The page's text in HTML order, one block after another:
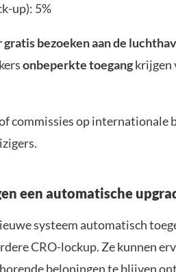
up): 5%
gratis bezoeken aan de
onbeperkte toegangkrijgen
commissies op internationale
een automatische
systeem automatisch
CRO-lockup. Ze kunnen
beloningen te blijven